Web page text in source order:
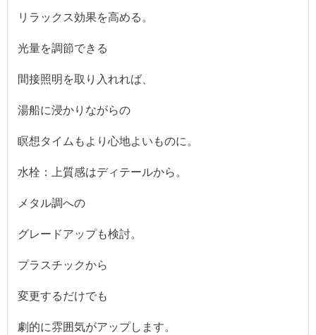
リラックス効果を高める。
光量を調節できる
間接照明を取り入れれば、
湯船に浸かりながらの
瞑想タイムもより心地よいものに。
水栓：上質感はディテールから。
メタル調への
グレードアップも検討。
プラスチックから
変更するだけでも
劇的に雰囲気がアップします。